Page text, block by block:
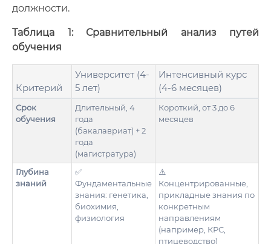
должности.
Таблица 1: Сравнительный анализ путей
обучения
Критерий
Университет (4-
5 лет)
Интенсивный курс
(4-6 месяцев)
Срок
обучения
Длительный, 4
года
(бакалавриат) + 2
года
(магистратура)
Короткий, от 3 до 6
месяцев
Глубина
знаний
✅
Фундаментальные
знания: генетика,
биохимия,
физиология
⚠️
Концентрированные,
прикладные знания по
конкретным
направлениям
(например, КРС,
птицеводство)